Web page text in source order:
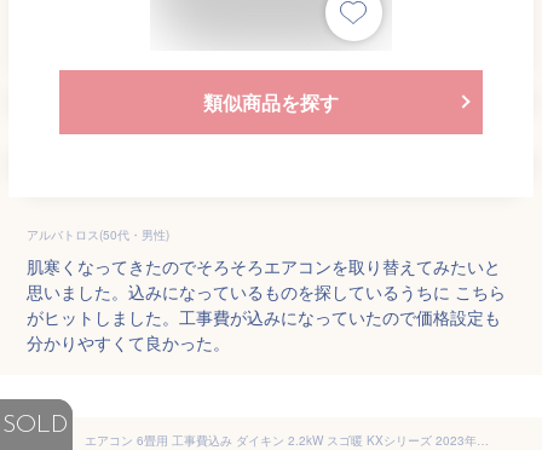
類似商品を探す
アルバトロス(50代・男性)
肌寒くなってきたのでそろそろエアコンを取り替えてみたいと
思いました。込みになっているものを探しているうちに こちら
がヒットしました。工事費が込みになっていたので価格設定も
分かりやすくて良かった。
SOLD
エアコン 6畳用 工事費込み ダイキン 2.2kW スゴ暖 KXシリーズ 2023年モデル S223ATKS-W-SET ホワイト S223ATKS-W-ko1 6畳用エアコン 設置 省エネ 【送料無料】【KK9N0D18P】